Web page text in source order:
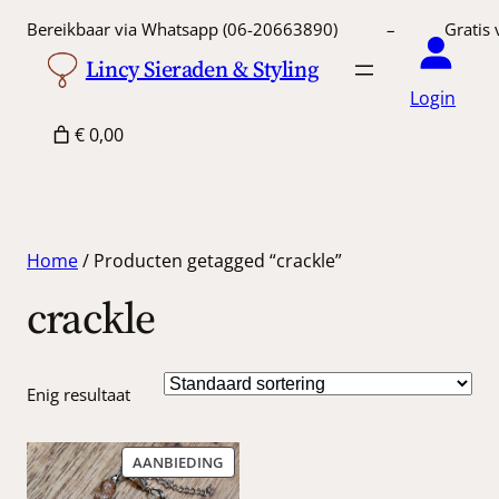
Bereikbaar via Whatsapp (06-20663890) –
Lincy Sieraden & Styling
Login
€ 0,00
Home/ Producten getagged “crackle”
crackle
Enig resultaat
AANBIEDINGPRODUCT
IN